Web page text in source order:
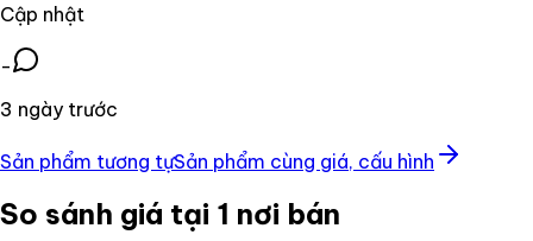
Cập nhật
-
3 ngày trước
Sản phẩm tương tựSản phẩm cùng giá, cấu hình
So sánh giá tại 1 nơi bán